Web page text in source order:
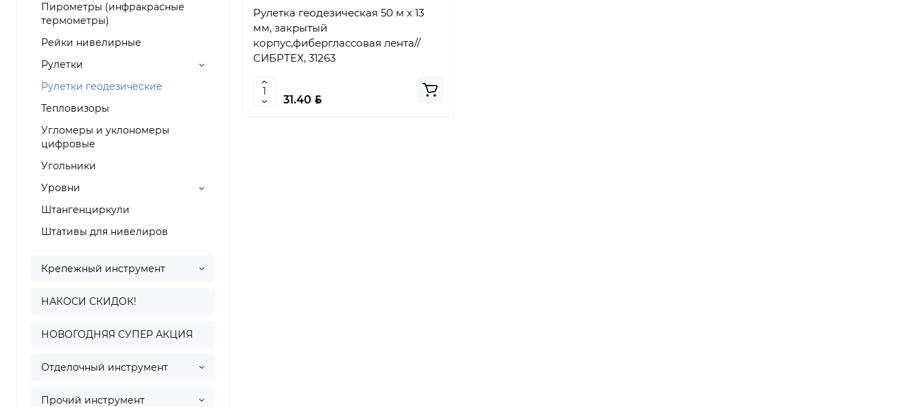
Пирометры (инфракрасные
термометры)
Рейки нивелирные
Рулетки
Рулетки геодезические
Тепловизоры
Угломеры и уклономеры
цифровые
Угольники
Уровни
Штангенциркули
Штативы для нивелиров
Крепежный инструмент
НАКОСИ СКИДОК!
НОВОГОДНЯЯ СУПЕР АКЦИЯ
Отделочный инструмент
Прочий инструмент
Рулетка геодезическая 50 м х 13
мм, закрытый
корпус,фиберглассовая лента//
СИБРТЕХ, 31263
31.40 BYN